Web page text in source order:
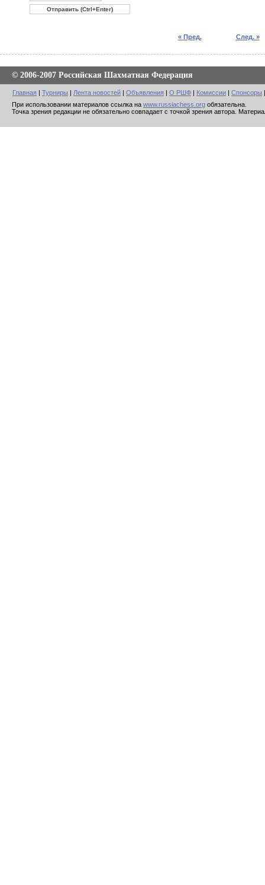
« Пред. След. »
© 2006-2007 Российская Шахматная Федерация
Главная | Турниры | Лента новостей | Объявления | О РШФ | Комиссии | Спонсоры
При использовании материалов ссылка на www.russiachess.org обязательна.
Точка зрения редакции не обязательно совпадает с точкой зрения автора.